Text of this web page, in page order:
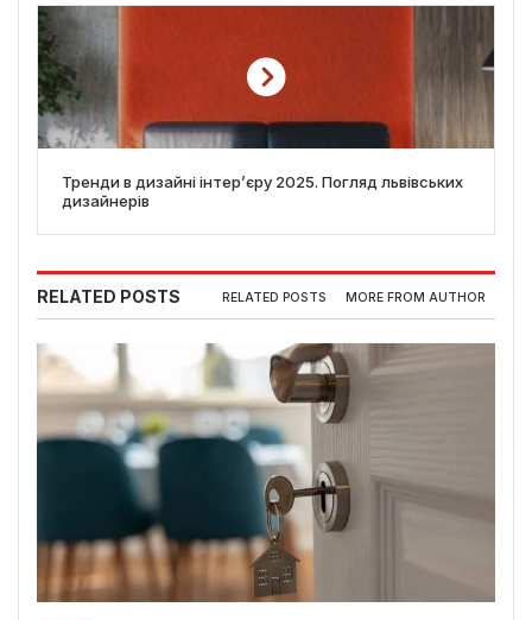
Тренди в дизайні інтер’єру 2025. Погляд львівських
дизайнерів
RELATED POSTS RELATED POSTS MORE FROM AUTHOR